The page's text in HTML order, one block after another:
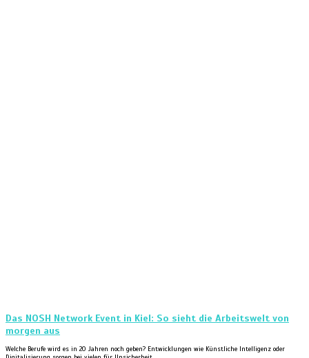
Das NOSH Network Event in Kiel: So sieht die Arbeitswelt von
morgen aus
Welche Berufe wird es in 20 Jahren noch geben? Entwicklungen wie Künstliche Intelligenz oder